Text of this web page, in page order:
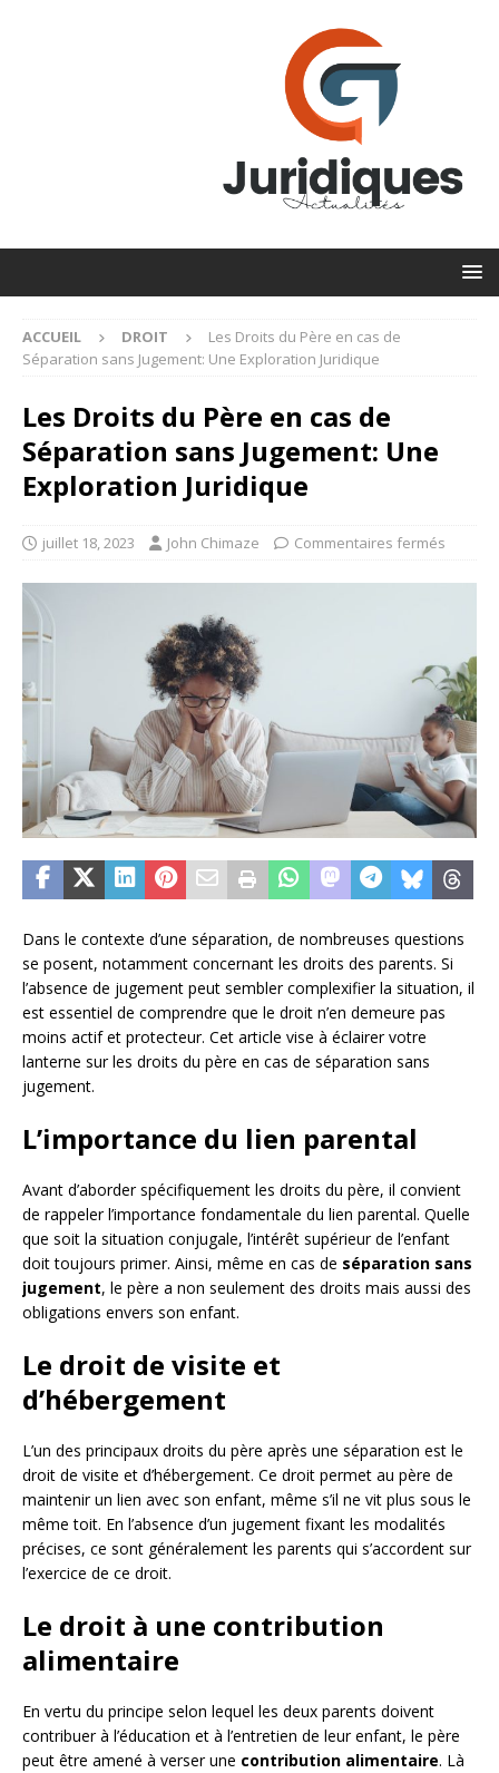
ACCUEIL DROIT
Les Droits du Père en cas de
Séparation sans Jugement: Une Exploration Juridique
Les Droits du Père en cas de
Séparation sans Jugement: Une
Exploration Juridique
juillet 18, 2023 John Chimaze Commentaires fermés
Dans le contexte d’une séparation, de nombreuses questions
se posent, notamment concernant les droits des parents. Si
l’absence de jugement peut sembler complexifier la situation, il
est essentiel de comprendre que le droit n’en demeure pas
moins actif et protecteur. Cet article vise à éclairer votre
lanterne sur les droits du père en cas de séparation sans
jugement.
L’importance du lien parental
Avant d’aborder spécifiquement les droits du père, il convient
de rappeler l’importance fondamentale du lien parental. Quelle
que soit la situation conjugale, l’intérêt supérieur de l’enfant
doit toujours primer. Ainsi, même en cas de séparation sans
jugement, le père a non seulement des droits mais aussi des
obligations envers son enfant.
Le droit de visite et
d’hébergement
L’un des principaux droits du père après une séparation est le
droit de visite et d’hébergement. Ce droit permet au père de
maintenir un lien avec son enfant, même s’il ne vit plus sous le
même toit. En l’absence d’un jugement fixant les modalités
précises, ce sont généralement les parents qui s’accordent sur
l’exercice de ce droit.
Le droit à une contribution
alimentaire
En vertu du principe selon lequel les deux parents doivent
contribuer à l’éducation et à l’entretien de leur enfant, le père
peut être amené à verser une contribution alimentaire. Là